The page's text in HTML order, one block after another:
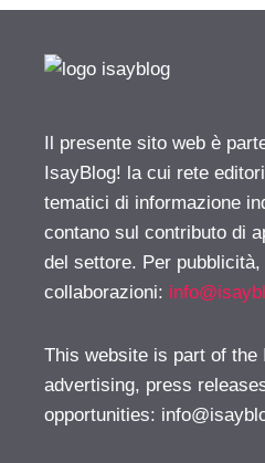
Il presente sito web è
IsayBlog! la cui rete
tematici di informazione
contano sul contributo di
del settore. Per
collaborazioni:
This website is part of
advertising, press
opportunities: